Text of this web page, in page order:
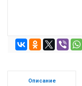
Описание